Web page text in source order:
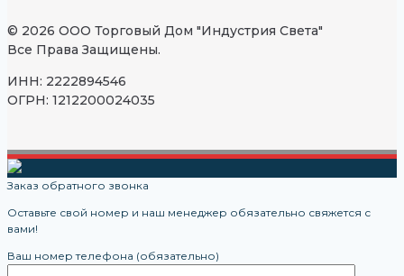
© 2026 ООО Торговый Дом "Индустрия Света"
Все Права Защищены.
ИНН: 2222894546
ОГРН: 1212200024035
Заказ обратного звонка
Оставьте свой номер и наш менеджер обязательно свяжется с
вами!
Ваш номер телефона (обязательно)